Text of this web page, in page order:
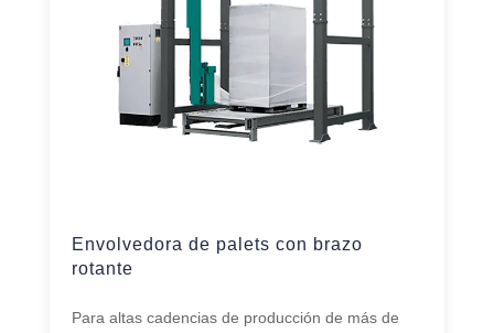
Envolvedora de palets con brazo
rotante
Para altas cadencias de producción de más de